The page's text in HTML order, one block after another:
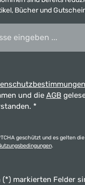
Bücher und
und die AGB
*
geschützt und es gelten die
.
(*) markierten Felder